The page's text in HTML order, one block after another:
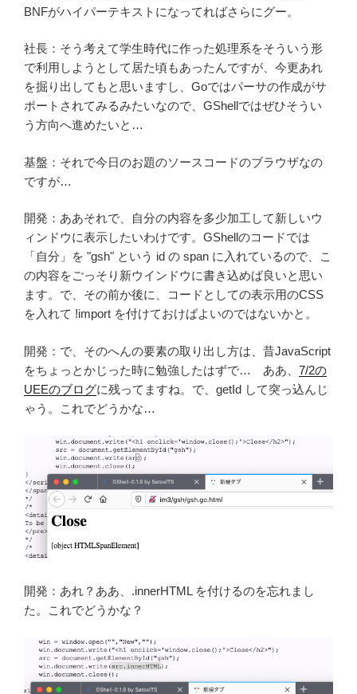
BNFがハイパーテキストになってればさらにグー。
社長：そう考えて学生時代に作った処理系をそういう形
で利用しようとして居た頃もあったんですが、今更あれ
を掘り出してもと思いますし、Goではパーサの作成がサ
ポートされてみるみたいなので、GShellではぜひそうい
う方向へ進めたいと…
基盤：それで今日のお題のソースコードのブラウザなの
ですが…
開発：ああそれで、自分の内容を多少加工して新しいウ
ィンドウに表示したいわけです。GShellのコードでは
「自分」を "gsh" という id の span に入れているので、こ
の内容をごっそり新ウインドウに書き込めば良いと思い
ます。で、その前か後に、コードとしての表示用のCSS
を入れて !import を付けておけばよいのではないかと。
開発：で、そのへんの要素の取り出し方は、昔JavaScript
をちょっとかじった時に勉強したはずで… ああ、 7/2の
UEEのブログに残ってますね。で、getId して突っ込んじ
ゃう。これでどうかな…
開発：あれ？ああ、.innerHTML を付けるのを忘れまし
た。これでどうかな？